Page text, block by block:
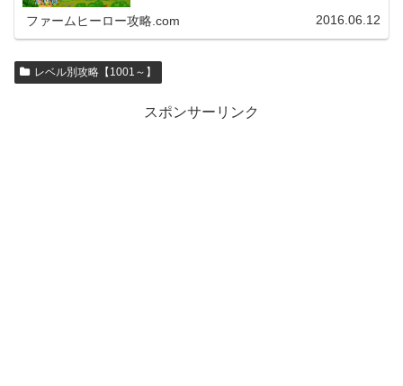
ファームヒーロー攻略.com 2016.06.12
レベル別攻略【1001～】
スポンサーリンク